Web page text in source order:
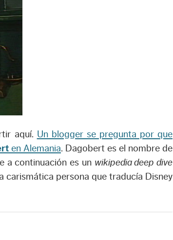
aquí. Un blogger se pregunta por que
en Alemania. Dagobert es el nombre de
a continuación es un wikipedia deep dive
carismática persona que traducía Disney